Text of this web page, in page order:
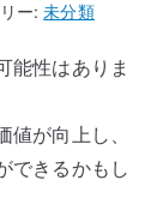
ー:未分類
能性はありま
が向上し、
できるかもし